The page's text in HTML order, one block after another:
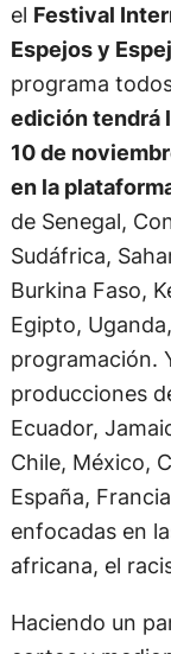
el Festival
Espejos y
programa
edición tendrá
10 de
en la
de Senegal,
Sudáfrica,
Burkina Faso,
Egipto,
programación.
producciones
Ecuador,
Chile, México,
España,
enfocadas en
africana, el
Haciendo un